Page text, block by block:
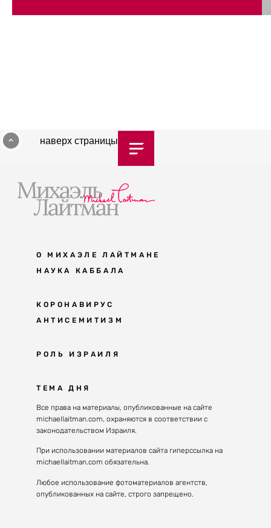
наверх страницы
О МИХАЭЛЕ ЛАЙТМАНЕ
НАУКА КАББАЛА
Мудрость каббалы
Каббала сегодня
Великие каббалисты
Духовные состояния
Конгрессы каббалы
Каббалистическая музыка
Духовные состояния
КОРОНАВИРУС
АНТИСЕМИТИЗМ
Антисемитизм в современном мире
Решение
РОЛЬ ИЗРАИЛЯ
Почему евреи
Израиль сегодня
Избраны служить миру
ТЕМА ДНЯ
Все права на материалы, опубликованные на сайте
michaellaitman.com, охраняются в соответствии с
законодательством Израиля.
При использовании материалов сайта гиперссылка на
michaellaitman.com обязательна.
Любое использование фотоматериалов агентств,
опубликованных на сайте, строго запрещено.